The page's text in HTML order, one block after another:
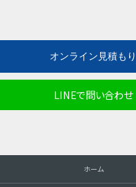
LINEで問い合わせ
ホーム